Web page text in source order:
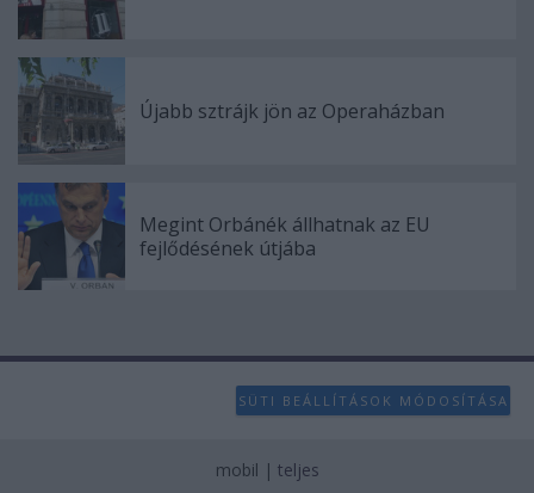
Újabb sztrájk jön az Operaházban
Megint Orbánék állhatnak az EU
fejlődésének útjába
SÜTI BEÁLLÍTÁSOK MÓDOSÍTÁSA
mobil | teljes